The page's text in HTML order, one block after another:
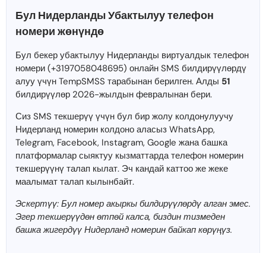
Бул Нидерланды Убактылуу телефон
номери жөнүндө
Бул бекер убактылуу Нидерланды виртуалдык телефон
номери (+3197058048695) онлайн SMS билдирүүлөрдү
алуу үчүн TempSMSS тарабынан берилген. Алды 51
билдирүүлөр 2026-жылдын февралынан бери.
Сиз SMS текшерүү үчүн бул бир жолу колдонулуучу
Нидерланд номерин колдоно аласыз WhatsApp,
Telegram, Facebook, Instagram, Google жана башка
платформалар сыяктуу кызматтарда телефон номерин
текшерүүнү талап кылат. Эч кандай каттоо же жеке
маалымат талап кылынбайт.
Эскертүү: Бул номер акыркы билдирүүлөрдү алган эмес.
Эгер текшерүүдөн өтпөй калса, биздин тизмеден
башка жигердүү Нидерланд номерин байкап көрүңүз.